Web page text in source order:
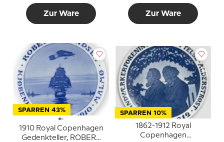
Zur Ware Zur Ware
SPARREN 43%
1910 Royal Copenhagen
Gedenkteller, ROBERT
SPARREN 10%
1862-1912 Royal
Copenhagen